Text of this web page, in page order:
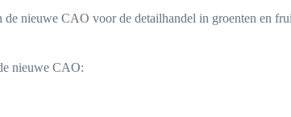
de nieuwe CAO voor de detailhandel in groenten en
nieuwe CAO: